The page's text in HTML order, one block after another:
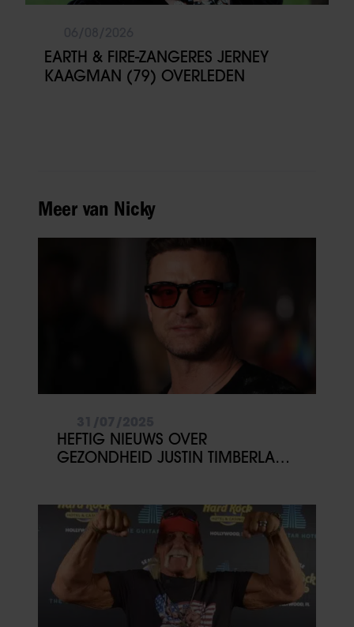
EARTH & FIRE-ZANGERES JERNEY
KAAGMAN (79) OVERLEDEN
Meer van Nicky
HEFTIG NIEUWS OVER
GEZONDHEID JUSTIN TIMBERLAKE: